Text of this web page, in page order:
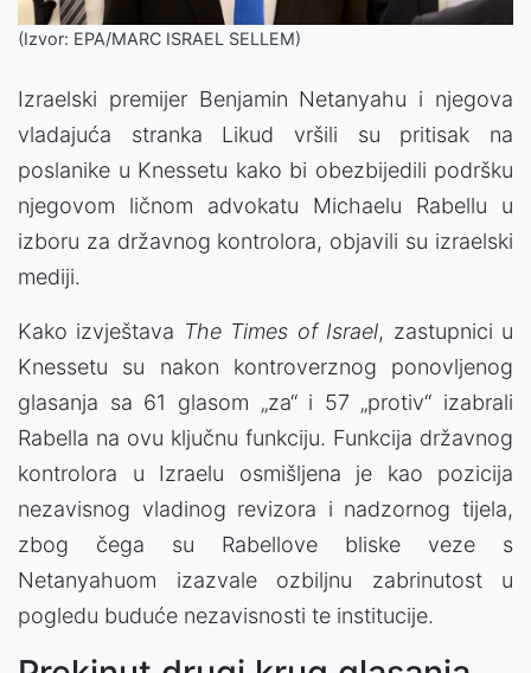
(Izvor: EPA/MARC ISRAEL SELLEM)
Izraelski premijer Benjamin Netanyahu i njegova
vladajuća stranka Likud vršili su pritisak na
poslanike u Knessetu kako bi obezbijedili podršku
njegovom ličnom advokatu Michaelu Rabellu u
izboru za državnog kontrolora, objavili su izraelski
mediji.
Kako izvještava The Times of Israel, zastupnici u
Knessetu su nakon kontroverznog ponovljenog
glasanja sa 61 glasom „za“ i 57 „protiv“ izabrali
Rabella na ovu ključnu funkciju. Funkcija državnog
kontrolora u Izraelu osmišljena je kao pozicija
nezavisnog vladinog revizora i nadzornog tijela,
zbog čega su Rabellove bliske veze s
Netanyahuom izazvale ozbiljnu zabrinutost u
pogledu buduće nezavisnosti te institucije.